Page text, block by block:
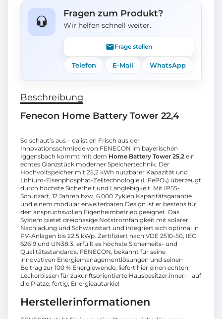
Fragen zum Produkt?
Wir helfen schnell weiter.
Frage stellen
Telefon E-Mail WhatsApp
Beschreibung
Fenecon Home Battery Tower 22,4
So schaut’s aus – da ist er! Frisch aus der
Innovationsschmiede von FENECON im bayerischen
Iggensbach kommt mit dem Home Battery Tower 25,2 ein
echtes Glanzstück moderner Speichertechnik. Der
Hochvoltspeicher mit 25,2 kWh nutzbarer Kapazität und
Lithium-Eisenphosphat-Zelltechnologie (LiFePO₄) überzeugt
durch höchste Sicherheit und Langlebigkeit. Mit IP55-
Schutzart, 12 Jahren bzw. 6.000 Zyklen Kapazitätsgarantie
und einem modular erweiterbaren Design ist er bestens für
den anspruchsvollen Eigenheimbetrieb geeignet. Das
System bietet dreiphasige Notstromfähigkeit mit solarer
Nachladung und Schwarzstart und integriert sich optimal in
PV-Anlagen bis 22,5 kWp. Zertifiziert nach VDE 2510-50, IEC
62619 und UN38.3, erfüllt es höchste Sicherheits- und
Qualitätsstandards. FENECON, bekannt für seine
innovativen Energiemanagementlösungen und seinen
Beitrag zur 100 % Energiewende, liefert hier einen echten
Leckerbissen für zukunftsorientierte Hausbesitzer:innen – auf
die Plätze, fertig, Energieautarkie!
Herstellerinformationen